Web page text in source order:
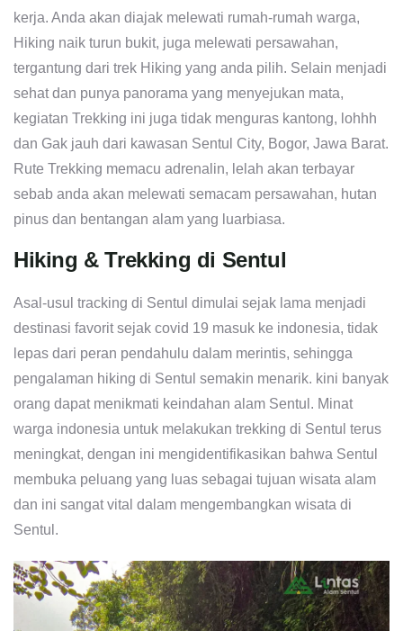
kerja. Anda akan diajak melewati rumah-rumah warga,
Hiking naik turun bukit, juga melewati persawahan,
tergantung dari trek Hiking yang anda pilih. Selain menjadi
sehat dan punya panorama yang menyejukan mata,
kegiatan Trekking ini juga tidak menguras kantong, lohhh
dan Gak jauh dari kawasan Sentul City, Bogor, Jawa Barat.
Rute Trekking memacu adrenalin, lelah akan terbayar
sebab anda akan melewati semacam persawahan, hutan
pinus dan bentangan alam yang luarbiasa.
Hiking & Trekking di Sentul
Asal-usul tracking di Sentul dimulai sejak lama menjadi
destinasi favorit sejak covid 19 masuk ke indonesia, tidak
lepas dari peran pendahulu dalam merintis, sehingga
pengalaman hiking di Sentul semakin menarik. kini banyak
orang dapat menikmati keindahan alam Sentul. Minat
warga indonesia untuk melakukan trekking di Sentul terus
meningkat, dengan ini mengidentifikasikan bahwa Sentul
membuka peluang yang luas sebagai tujuan wisata alam
dan ini sangat vital dalam mengembangkan wisata di
Sentul.